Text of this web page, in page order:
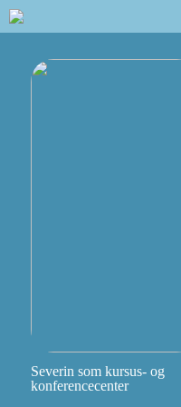
Severin som kursus- og
konferencecenter